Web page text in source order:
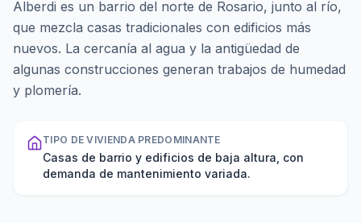
Alberdi es un barrio del norte de Rosario, junto al río,
que mezcla casas tradicionales con edificios más
nuevos. La cercanía al agua y la antigüedad de
algunas construcciones generan trabajos de humedad
y plomería.
TIPO DE VIVIENDA PREDOMINANTE
Casas de barrio y edificios de baja altura, con
demanda de mantenimiento variada.